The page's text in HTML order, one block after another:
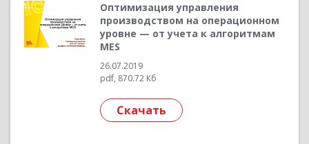
Оптимизация управления
производством на операционном
уровне — от учета к алгоритмам
MES
26.07.2019
pdf, 870.72 Кб
Скачать